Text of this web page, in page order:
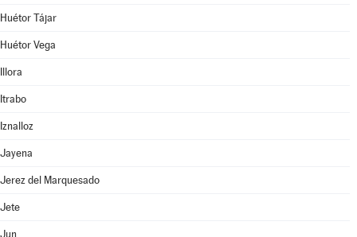
Huétor Tájar
Huétor Vega
Illora
Itrabo
Iznalloz
Jayena
Jerez del Marquesado
Jete
Jun